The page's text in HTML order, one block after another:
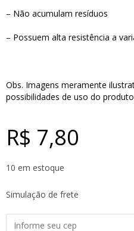
– Não acumulam resíduos
– Possuem alta resistência a
Obs. Imagens meramente
possibilidades de uso do
R$ 7,80
10 em estoque
Simulação de frete